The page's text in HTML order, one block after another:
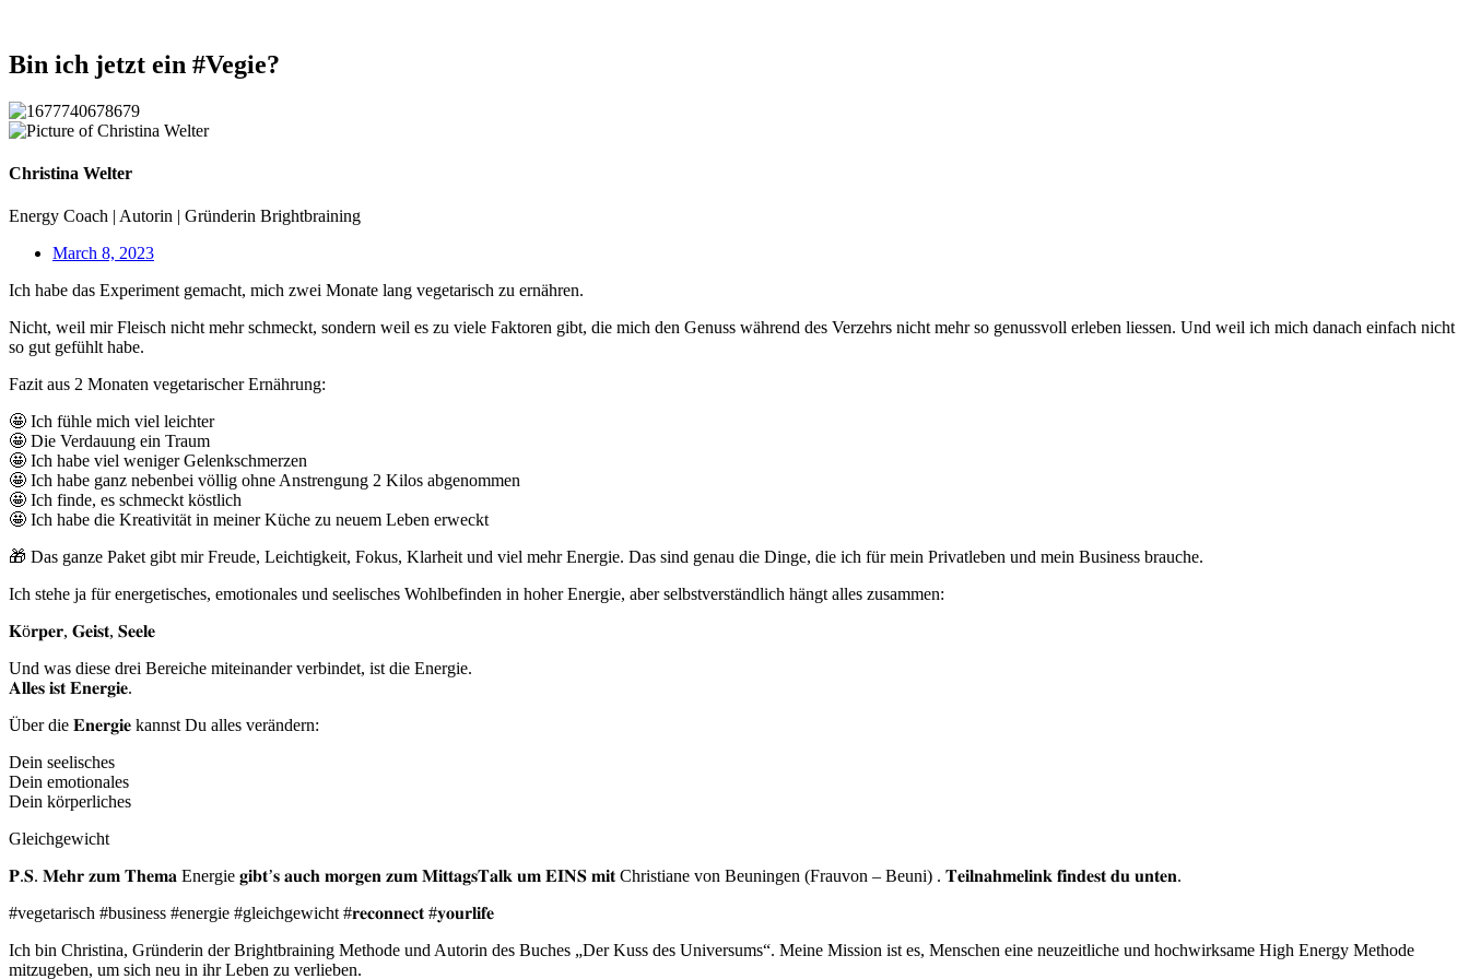
Bin ich jetzt ein #Vegie?
Christina Welter
Energy Coach | Autorin | Gründerin Brightbraining
March 8, 2023
Ich habe das Experiment gemacht, mich zwei Monate lang vegetarisch zu ernähren.
Nicht, weil mir Fleisch nicht mehr schmeckt, sondern weil es zu viele Faktoren gibt, die mich den Genuss während des Verzehrs nicht mehr so genussvoll erleben liessen. Und weil ich mich danach einfach nicht
so gut gefühlt habe.
Fazit aus 2 Monaten vegetarischer Ernährung:
🤩 Ich fühle mich viel leichter
🤩 Die Verdauung ein Traum
🤩 Ich habe viel weniger Gelenkschmerzen
🤩 Ich habe ganz nebenbei völlig ohne Anstrengung 2 Kilos abgenommen
🤩 Ich finde, es schmeckt köstlich
🤩 Ich habe die Kreativität in meiner Küche zu neuem Leben erweckt
🎁 Das ganze Paket gibt mir Freude, Leichtigkeit, Fokus, Klarheit und viel mehr Energie. Das sind genau die Dinge, die ich für mein Privatleben und mein Business brauche.
Ich stehe ja für energetisches, emotionales und seelisches Wohlbefinden in hoher Energie, aber selbstverständlich hängt alles zusammen:
𝐊ö𝐫𝐩𝐞𝐫, 𝐆𝐞𝐢𝐬𝐭, 𝐒𝐞𝐞𝐥𝐞
Und was diese drei Bereiche miteinander verbindet, ist die Energie.
𝐀𝐥𝐥𝐞𝐬 𝐢𝐬𝐭 𝐄𝐧𝐞𝐫𝐠𝐢𝐞.
Über die 𝐄𝐧𝐞𝐫𝐠𝐢𝐞 kannst Du alles verändern:
Dein seelisches
Dein emotionales
Dein körperliches
Gleichgewicht
𝐏.𝐒. 𝐌𝐞𝐡𝐫 𝐳𝐮𝐦 𝐓𝐡𝐞𝐦𝐚 Energie 𝐠𝐢𝐛𝐭’𝐬 𝐚𝐮𝐜𝐡 𝐦𝐨𝐫𝐠𝐞𝐧 𝐳𝐮𝐦 𝐌𝐢𝐭𝐭𝐚𝐠𝐬𝐓𝐚𝐥𝐤 𝐮𝐦 𝐄𝐈𝐍𝐒 𝐦𝐢𝐭 Christiane von Beuningen (Frauvon – Beuni) . 𝐓𝐞𝐢𝐥𝐧𝐚𝐡𝐦𝐞𝐥𝐢𝐧𝐤 𝐟𝐢𝐧𝐝𝐞𝐬𝐭 𝐝𝐮 𝐮𝐧𝐭𝐞𝐧.
#vegetarisch #business #energie #gleichgewicht #𝐫𝐞𝐜𝐨𝐧𝐧𝐞𝐜𝐭 #𝐲𝐨𝐮𝐫𝐥𝐢𝐟𝐞
Ich bin Christina, Gründerin der Brightbraining Methode und Autorin des Buches „Der Kuss des Universums“. Meine Mission ist es, Menschen eine neuzeitliche und hochwirksame High Energy Methode
mitzugeben, um sich neu in ihr Leben zu verlieben.